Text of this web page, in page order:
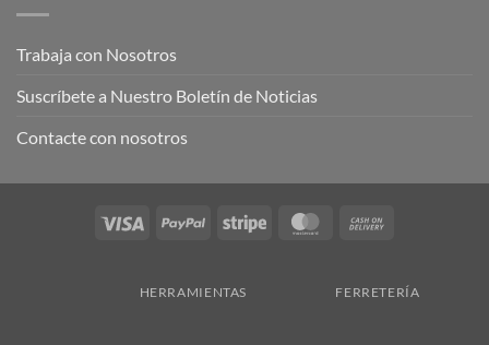
Trabaja con Nosotros
Suscríbete a Nuestro Boletín de Noticias
Contacte con nosotros
Visa PayPal Stripe MasterCard
HERRAMIENTAS FERRETERÍA